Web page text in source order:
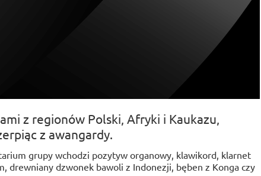
z regionów Polski, Afryki i Kaukazu,
z awangardy.
grupy wchodzi pozytyw organowy, klawikord, klarnet
drewniany dzwonek bawoli z Indonezji, bęben z Konga czy